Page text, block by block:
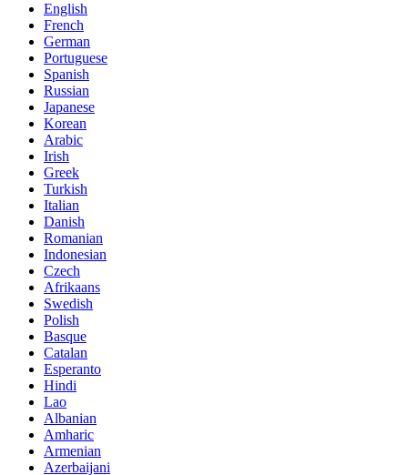
English
French
German
Portuguese
Spanish
Russian
Japanese
Korean
Arabic
Irish
Greek
Turkish
Italian
Danish
Romanian
Indonesian
Czech
Afrikaans
Swedish
Polish
Basque
Catalan
Esperanto
Hindi
Lao
Albanian
Amharic
Armenian
Azerbaijani